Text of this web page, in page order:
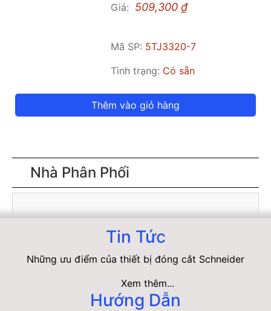
Giá: 509,300₫
Mã SP: 5TJ3320-7
Tình trạng: Có sẵn
Thêm vào giỏ hàng
Nhà Phân Phối
Tin Tức
Những ưu điểm của thiết bị đóng cắt Schneider
Xem thêm...
Hướng Dẫn